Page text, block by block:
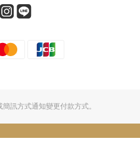
訊方式通知變更付款方式。